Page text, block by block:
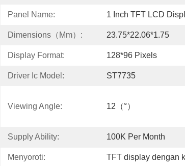
Panel Name: 1 Inch TFT LCD
Dimensions（mm）: 23.75*22.06*1.75
Display Format: 128*96 Pixels
Driver Ic Model: ST7735
Viewing Angle: 12（°）
Supply Ability: 100K Per Month
Menyoroti: TFT display dengan